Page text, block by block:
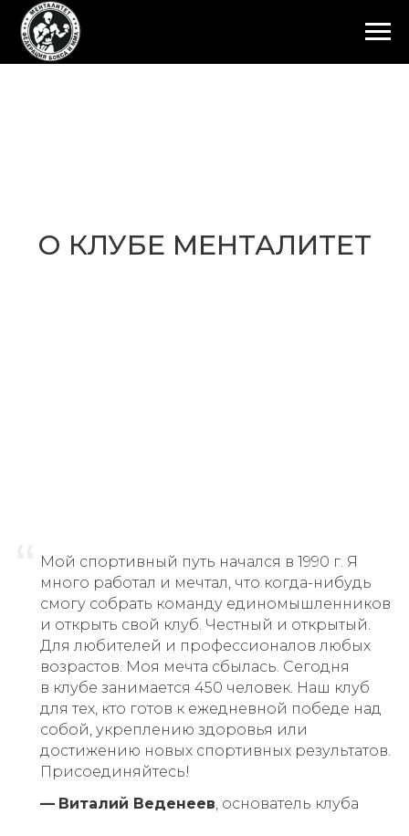
О КЛУБЕ МЕНТАЛИТЕТ
Мой спортивный путь начался в 1990 г. Я
много работал и мечтал, что когда-нибудь
смогу собрать команду единомышленников
и открыть свой клуб. Честный и открытый.
Для любителей и профессионалов любых
возрастов. Моя мечта сбылась. Сегодня
в клубе занимается 450 человек. Наш клуб
для тех, кто готов к ежедневной победе над
собой, укреплению здоровья или
достижению новых спортивных результатов.
Присоединяйтесь!
— Виталий Веденеев, основатель клуба